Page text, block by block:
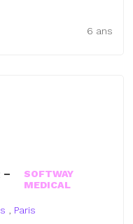
6 ans
–
SOFTWAY
MEDICAL
Paris